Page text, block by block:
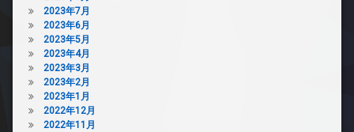
2023年7月
2023年6月
2023年5月
2023年4月
2023年3月
2023年2月
2023年1月
2022年12月
2022年11月